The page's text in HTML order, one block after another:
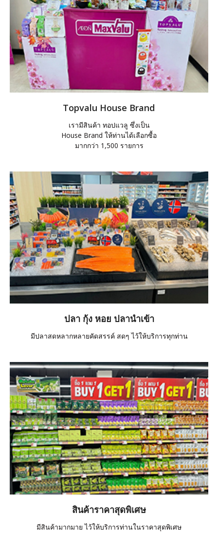
Topvalu House Brand
เรามีสินค้า ทอปแวลู ซึ่งเป็น
House Brand ให้ท่านได้เลือกซื้อ
มากกว่า 1,500 รายการ
ปลา กุ้ง หอย ปลานำเข้า
มีปลาสดหลากหลายคัดสรรค์ สดๆ ไว้ให้บริการทุกท่าน
สินค้าราคาสุดพิเศษ
มีสินค้ามากมาย ไว้ให้บริการท่านในราคาสุดพิเศษ